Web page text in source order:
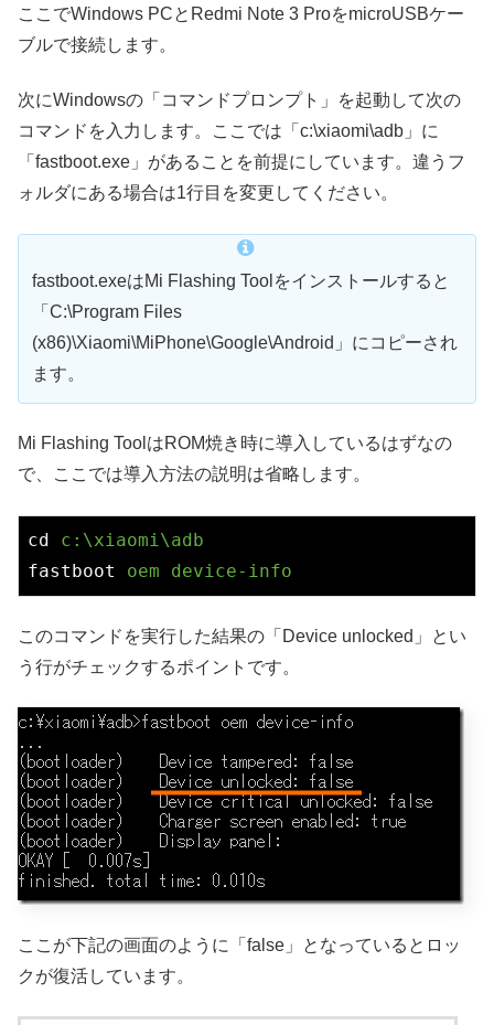
ここでWindows PCとRedmi Note 3 ProをmicroUSBケー
ブルで接続します。
次にWindowsの「コマンドプロンプト」を起動して次の
コマンドを入力します。ここでは「c:\xiaomi\adb」に
「fastboot.exe」があることを前提にしています。違うフ
ォルダにある場合は1行目を変更してください。
fastboot.exeはMi Flashing Toolをインストールすると
「C:\Program Files
(x86)\Xiaomi\MiPhone\Google\Android」にコピーされ
ます。
Mi Flashing ToolはROM焼き時に導入しているはずなの
で、ここでは導入方法の説明は省略します。
cd
c:\xiaomi\adb
fastboot
oem device-info
このコマンドを実行した結果の「Device unlocked」とい
う行がチェックするポイントです。
ここが下記の画面のように「false」となっているとロッ
クが復活しています。